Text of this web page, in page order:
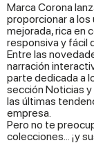
Marca Corona
proporcionar a
mejorada, rica en
responsiva y fácil
Entre las
narración
parte dedicada a
sección Noticias
las últimas
empresa.
Pero no te
colecciones... ¡y